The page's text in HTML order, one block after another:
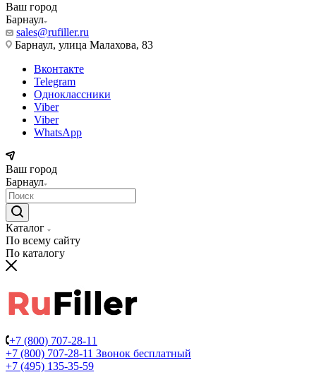
Ваш город
Барнаул
sales@rufiller.ru
Барнаул, улица Малахова, 83
Вконтакте
Telegram
Одноклассники
Viber
Viber
WhatsApp
Ваш город
Барнаул
Каталог
По всему сайту
По каталогу
+7 (800) 707-28-11
+7 (800) 707-28-11 Звонок бесплатный
+7 (495) 135-35-59